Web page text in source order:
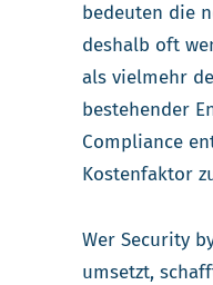
bedeuten die
deshalb oft
als vielmehr
bestehender
Compliance
Kostenfaktor
Wer Security
umsetzt,